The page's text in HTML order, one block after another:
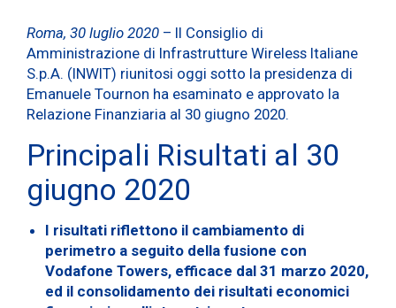
Roma, 30 luglio 2020 – Il Consiglio di
Amministrazione di Infrastrutture Wireless Italiane
S.p.A. (INWIT) riunitosi oggi sotto la presidenza di
Emanuele Tournon ha esaminato e approvato la
Relazione Finanziaria al 30 giugno 2020.
Principali Risultati al 30
giugno 2020
I risultati riflettono il cambiamento di
perimetro a seguito della fusione con
Vodafone Towers, efficace dal 31 marzo 2020,
ed il consolidamento dei risultati economici